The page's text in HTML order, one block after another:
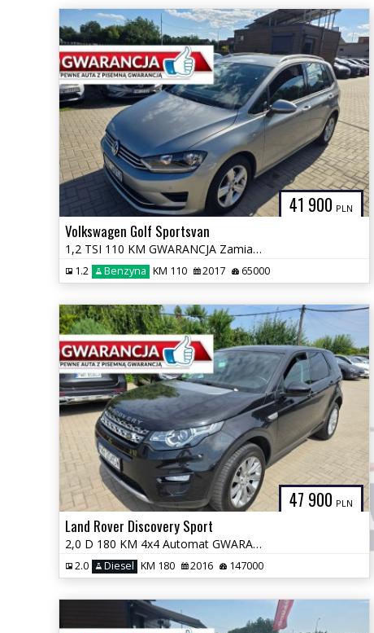
41 900 PLN
Volkswagen Golf Sportsvan
1,2 TSI 110 KM GWARANCJA Zamiana Zarejestrowany
1.2 Benzyna KM 110 2017 65000
47 900 PLN
Land Rover Discovery Sport
2,0 D 180 KM 4x4 Automat GWARANCJA Zamiana Zarejestrowany
2.0 Diesel KM 180 2016 147000